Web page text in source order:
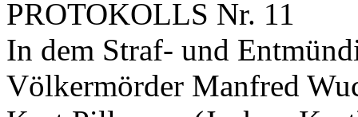
PROTOKOLLS Nr. 11
In dem Straf- und
Völkermörder Manfred